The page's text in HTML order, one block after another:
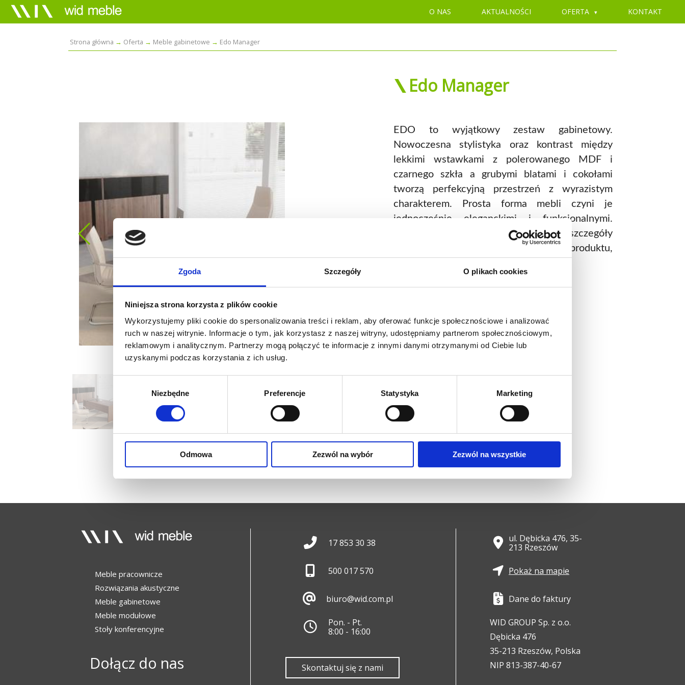
Zgoda Szczegóły O plikach cookies
Niniejsza strona korzysta z plików cookie
Wykorzystujemy pliki cookie do spersonalizowania treści i reklam, aby oferować funkcje społecznościowe i analizować
ruch w naszej witrynie. Informacje o tym, jak korzystasz z naszej witryny, udostępniamy partnerom społecznościowym,
reklamowym i analitycznym. Partnerzy mogą połączyć te informacje z innymi danymi otrzymanymi od Ciebie lub
uzyskanymi podczas korzystania z ich usług.
Niezbędne Preferencje Statystyka Marketing
Odmowa Zezwól na wybór Zezwól na wszystkie
O NAS AKTUALNOŚCI OFERTA KONTAKT
Strona główna Oferta Meble gabinetowe Edo Manager
Edo Manager
EDO to wyjątkowy zestaw gabinetowy.
Nowoczesna stylistyka oraz kontrast między
lekkimi wstawkami z polerowanego MDF i
czarnego szkła a grubymi blatami i cokołami
tworzą perfekcyjną przestrzeń z wyrazistym
charakterem. Prosta forma mebli czyni je
jednocześnie eleganckimi i funkcjonalnymi.
Zdjęcia przedstawiają część oferty, po szczegóły
jak i po szerszą gamę prezentowanego produktu,
Zapytaj o produkt
Meble pracownicze
Rozwiązania akustyczne
Meble gabinetowe
Meble modułowe
Stoły konferencyjne
Dołącz do nas
17 853 30 38
500 017 570
biuro@wid.com.pl
Pon. - Pt.
8:00 - 16:00
Skontaktuj się z nami
ul. Dębicka 476, 35-
213 Rzeszów
Pokaż na mapie
Dane do faktury
WID GROUP Sp. z o.o.
Dębicka 476
35-213 Rzeszów, Polska
NIP 813-387-40-67